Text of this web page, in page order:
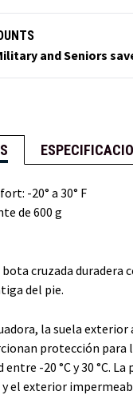
-20° a 30° F
de 600 g
cruzada
del pie.
la suela
protección para
-20 °C y 30 °C.
el exterior